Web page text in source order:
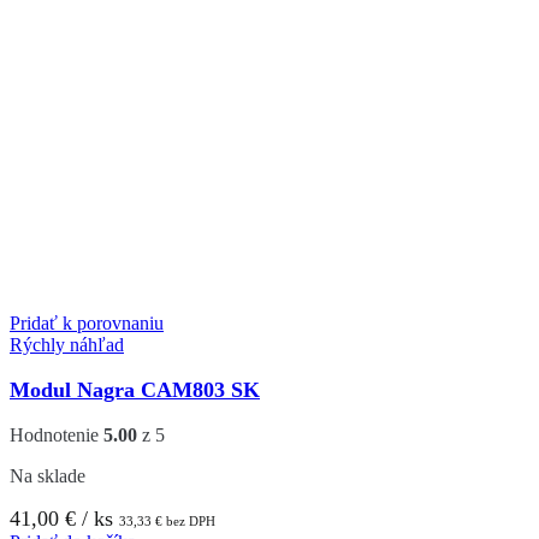
Pridať k porovnaniu
Rýchly náhľad
Modul Nagra CAM803 SK
Hodnotenie 5.00 z 5
Na sklade
41,00 € / ks 33,33 € bez DPH